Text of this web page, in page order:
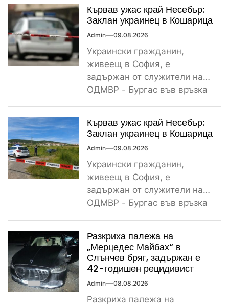
Кървав ужас край Несебър:
Заклан украинец в Кошарица
Admin 09.08.2026
Украински гражданин,
живеещ в София, е
задържан от служители на
ОДМВР - Бургас във връзка
Кървав ужас край Несебър:
Заклан украинец в Кошарица
Admin 09.08.2026
Украински гражданин,
живеещ в София, е
задържан от служители на
ОДМВР - Бургас във връзка
Разкриха палежа на
„Мерцедес Майбах“ в
Слънчев бряг, задържан е
42-годишен рецидивист
Admin 08.08.2026
Разкриха палежа на